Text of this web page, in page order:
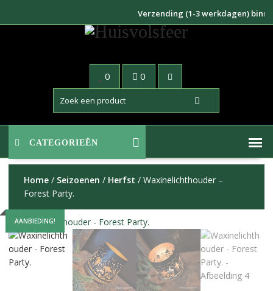
Verzending (1-3 werkdagen)
0 0
CATEGORIEËN
Home/ Seizoenen / Herfst / Waxinelichthouder –
Forest Party.
AANBIEDING!